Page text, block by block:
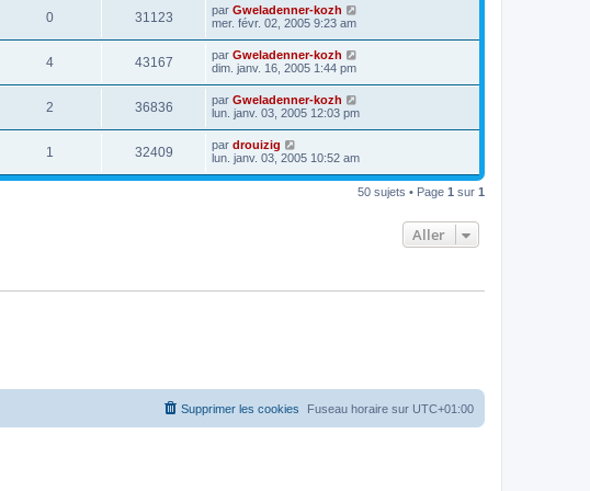
0 31123 par Gweladenner-kozh
mer. févr. 02, 2005 9:23 am
4 43167 par Gweladenner-kozh
dim. janv. 16, 2005 1:44 pm
2 36836 par Gweladenner-kozh
lun. janv. 03, 2005 12:03 pm
1 32409 par drouizig
lun. janv. 03, 2005 10:52 am
50 sujets • Page 1 sur 1
Aller
Fuseau horaire sur UTC+01:00
Supprimer les cookies